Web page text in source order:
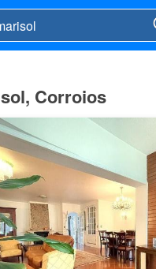
Corroios